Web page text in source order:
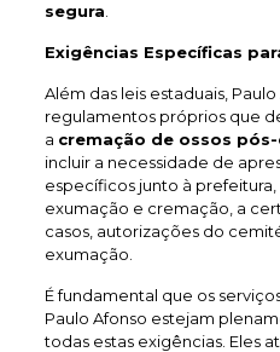
segura
Exigências Específicas
Além das leis estaduais,
regulamentos próprios que
a cremação de ossos
incluir a necessidade de
específicos junto à
exumação e cremação, a
casos, autorizações do
exumação.
É fundamental que os
Paulo Afonso estejam
todas estas exigências. Eles